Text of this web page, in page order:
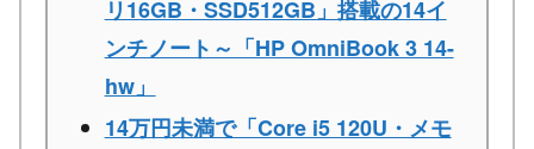
リ16GB・SSD512GB」搭載の14イ
ンチノート～「HP OmniBook 3 14-
hw」
14万円未満で「Core i5 120U・メモ